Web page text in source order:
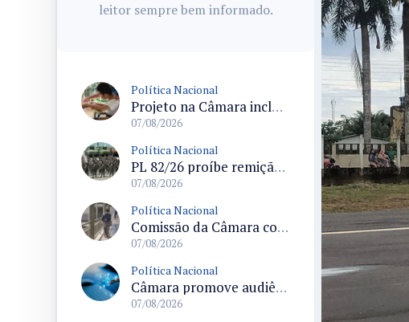
leitor sempre bem informado.
Política Nacional
Projeto na Câmara inclui estudantes com deficiência no regime escolar especial da LDB e estabelece critérios para frequência
07/08/2026
Política Nacional
PL 82/26 proíbe remição de pena por trabalho em funções militares para condenados por crimes contra o Estado Democrático de Direito
07/08/2026
Política Nacional
Comissão da Câmara convoca audiência para discutir misoginia nas escolas e universidades após divulgação de listas misóginas
07/08/2026
Política Nacional
Câmara promove audiência sobre Marco de Fomento à Economia Digital e impactos da inteligência artificial
07/08/2026